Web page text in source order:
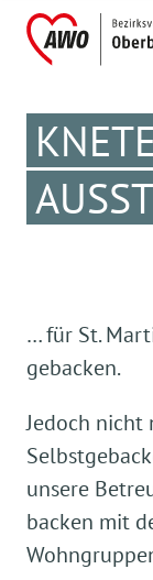
… für St.
gebacken.
Jedoch nicht
unsere
backen mit